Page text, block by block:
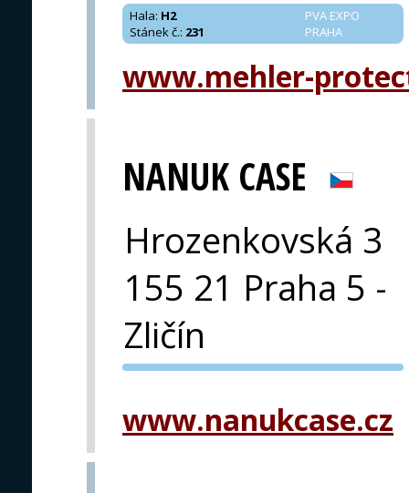
PVA EXPO
PRAHA
Hala: H2
Stánek č.: 231
www.mehler-
NANUK CASE
Hrozenkovská 3
155 21 Praha 5 -
Zličín
PVA EXPO
www.nanukcase.cz